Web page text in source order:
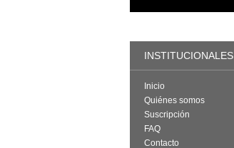
INSTITUCIONALES
Inicio
Quiénes somos
Suscripción
FAQ
Contacto